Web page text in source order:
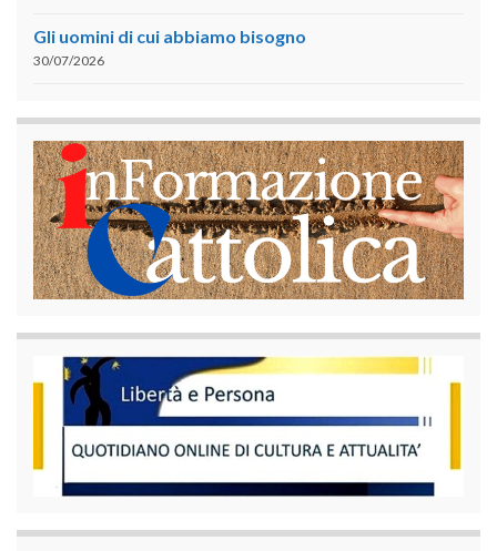
Gli uomini di cui abbiamo bisogno
30/07/2026